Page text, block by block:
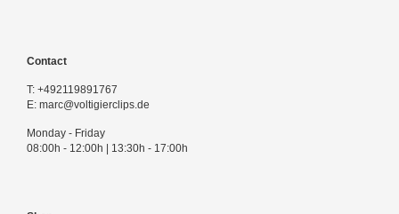
Contact
T: +492119891767
E: marc@voltigierclips.de
Monday - Friday
08:00h - 12:00h | 13:30h - 17:00h